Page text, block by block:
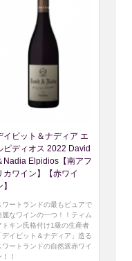
イビット＆ナディア エ
ピディオス 2022 David
Nadia Elpidios【南アフ
カワイン】【赤ワイ
】
ワートランドの最もピュアで
麗なワインの一つ！！ティム
トキン氏格付け1級の生産者
デイビット＆ナディア」造る
ワートランドの自然派赤ワイ
！！